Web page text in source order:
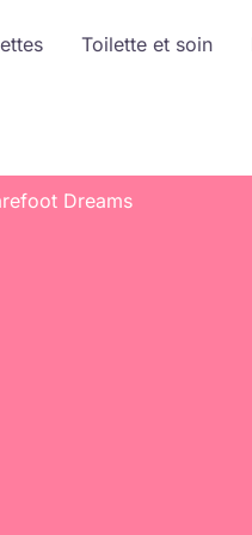
Toilette et soin
Dreams